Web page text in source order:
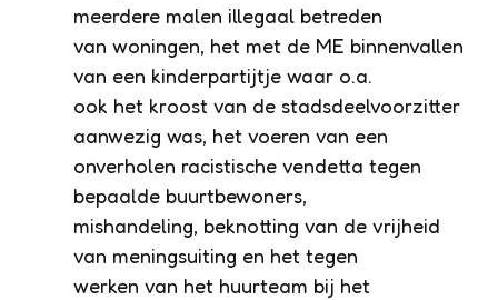
meerdere malen illegaal betreden
van woningen, het met de ME binnenvallen
van een kinderpartijtje waar o.a.
ook het kroost van de stadsdeelvoorzitter
aanwezig was, het voeren van een
onverholen racistische vendetta tegen
bepaalde buurtbewoners,
mishandeling, beknotting van de vrijheid
van meningsuiting en het tegen
werken van het huurteam bij het